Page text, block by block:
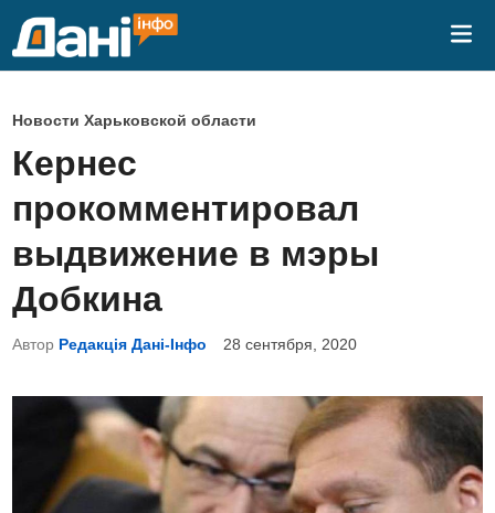
О
п
у
б
л
и
к
о
а
Новости Харьковской области
Кернес
прокомментировал
выдвижение в мэры
Добкина
Автор Редакція Дані-Інфо 28 сентября, 2020